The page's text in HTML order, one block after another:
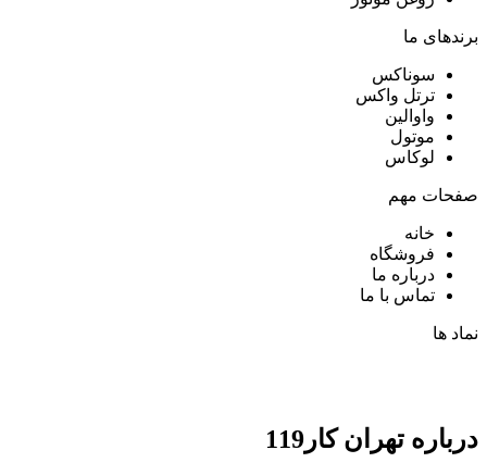
برندهای ما
سوناکس
ترتل واکس
واوالین
موتول
لوکاس
صفحات مهم
خانه
فروشگاه
درباره ما
تماس با ما
نماد ها
درباره تهران کار119